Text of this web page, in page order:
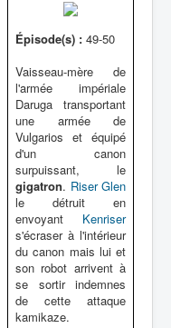
Épisode(s) : 49-50
Vaisseau-mère de
l'armée impériale
Daruga transportant
une armée de
Vulgarios et équipé
d'un canon
surpuissant, le
gigatron. Riser Glen
le détruit en
envoyant Kenriser
s'écraser à l'intérieur
du canon mais lui et
son robot arrivent à
se sortir indemnes
de cette attaque
kamikaze.